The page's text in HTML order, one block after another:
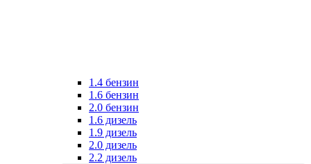
1.4 бензин
1.6 бензин
2.0 бензин
1.6 дизель
1.9 дизель
2.0 дизель
2.2 дизель